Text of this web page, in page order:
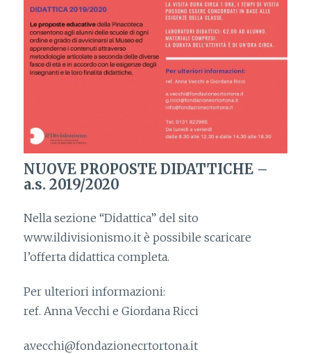
NUOVE PROPOSTE DIDATTICHE –
a.s. 2019/2020
Nella sezione “Didattica” del sito
www.ildivisionismo.it è possibile scaricare
l’offerta didattica completa.
Per ulteriori informazioni:
ref. Anna Vecchi e Giordana Ricci
a.vecchi@fondazionecrtortona.it